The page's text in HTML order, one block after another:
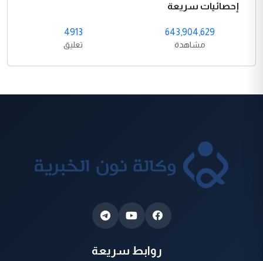
إحصائيات سريعة
643,904,629
مشاهدة
4913
تعليق
روابط سريعة